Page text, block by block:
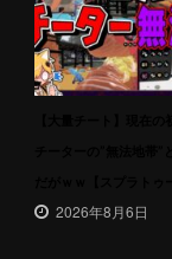
2026年8月6日